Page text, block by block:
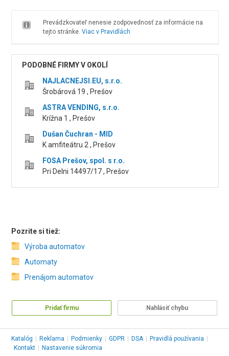
Prevádzkovateľ nenesie zodpovednosť za informácie na
tejto stránke. Viac v Pravidlách
PODOBNÉ FIRMY V OKOLÍ
NAJLACNEJSI.EU, s.r.o.
Šrobárová 19 , Prešov
ASTRA VENDING, s.r.o.
Krížna 1 , Prešov
Dušan Čuchran - MID
K amfiteátru 2 , Prešov
FOSA Prešov, spol. s r.o.
Pri Delni 14497/17 , Prešov
Pozrite si tiež:
Výroba automatov
Automaty
Prenájom automatov
Pridať firmu Nahlásiť chybu
Katalóg Reklama Podmienky GDPR DSA Pravidlá používania
Kontakt
Nastavenie súkromia